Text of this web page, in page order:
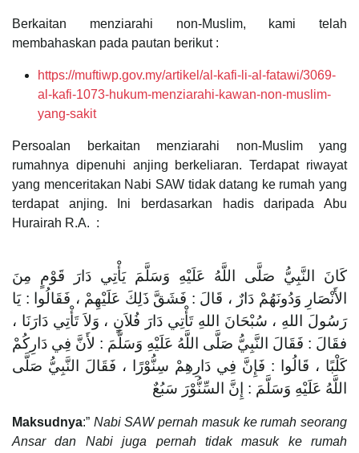
Berkaitan menziarahi non-Muslim, kami telah
membahaskan pada pautan berikut :
https://muftiwp.gov.my/artikel/al-kafi-li-al-fatawi/3069-
al-kafi-1073-hukum-menziarahi-kawan-non-muslim-
yang-sakit
Persoalan berkaitan menziarahi non-Muslim yang
rumahnya dipenuhi anjing berkeliaran. Terdapat riwayat
yang menceritakan Nabi SAW tidak datang ke rumah yang
terdapat anjing. Ini berdasarkan hadis daripada Abu
Hurairah R.A. :
كَانَ النَّبِيُّ صَلَّى اللَّهُ عَلَيْهِ وَسَلَّمَ يَأْتِي دَارَ قَوْمٍ مِنَ
الأَنْصَارِ وَدُونَهُمْ دَارٌ ، قَالَ : فَشَقَّ ذَلِكَ عَلَيْهِمْ ، فَقَالُوا : يَا
رَسُولَ اللهِ ، سُبْحَانَ اللهِ تَأْتِي دَارَ فُلاَنٍ ، وَلاَ تَأْتِي دَارَنَا ،
فقَالَ : فَقَالَ النَّبِيُّ صَلَّى اللَّهُ عَلَيْهِ وَسَلَّمَ : لأَنَّ فِي دَارِكُمْ
كَلْبًا ، قَالُوا : فَإِنَّ فِي دَارِهِمْ سِنُّوْرًا ، فَقَالَ النَّبِيُّ صَلَّى
اللَّهُ عَلَيْهِ وَسَلَّمَ : إِنَّ السِّنُّوْرَ سَبُعٌ
Maksudnya:” Nabi SAW pernah masuk ke rumah seorang
Ansar dan Nabi juga pernah tidak masuk ke rumah